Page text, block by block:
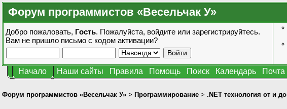
Форум программистов «Весельчак У»
Добро пожаловать, Гость. Пожалуйста, войдите или зарегистрируйтесь.
Вам не пришло письмо с кодом активации?
Начало Наши сайты Правила Помощь Поиск Календарь Почта
Форум программистов «Весельчак У» > Программирование > .NET технология от и до